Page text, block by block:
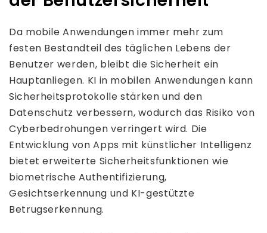
Da mobile Anwendungen immer mehr zum
festen Bestandteil des täglichen Lebens der
Benutzer werden, bleibt die Sicherheit ein
Hauptanliegen. KI in mobilen Anwendungen kann
Sicherheitsprotokolle stärken und den
Datenschutz verbessern, wodurch das Risiko von
Cyberbedrohungen verringert wird. Die
Entwicklung von Apps mit künstlicher Intelligenz
bietet erweiterte Sicherheitsfunktionen wie
biometrische Authentifizierung,
Gesichtserkennung und KI-gestützte
Betrugserkennung.